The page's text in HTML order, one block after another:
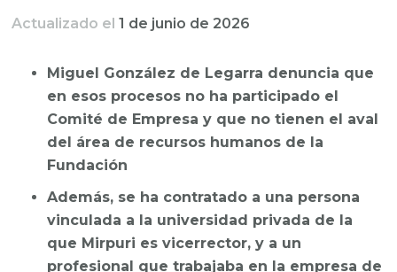
Actualizado el1 de junio de 2026
Miguel González de Legarra denuncia que
en esos procesos no ha participado el
Comité de Empresa y que no tienen el aval
del área de recursos humanos de la
Fundación
Además, se ha contratado a una persona
vinculada a la universidad privada de la
que Mirpuri es vicerrector, y a un
profesional que trabajaba en la empresa de